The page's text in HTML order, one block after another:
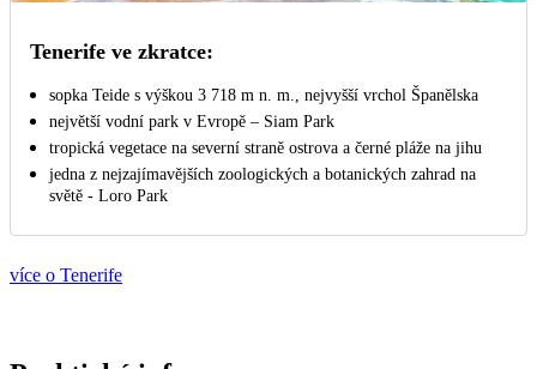
Tenerife ve zkratce:
sopka Teide s výškou 3 718 m n. m., nejvyšší vrchol Španělska
největší vodní park v Evropě – Siam Park
tropická vegetace na severní straně ostrova a černé pláže na jihu
jedna z nejzajímavějších zoologických a botanických zahrad na
světě - Loro Park
více o Tenerife